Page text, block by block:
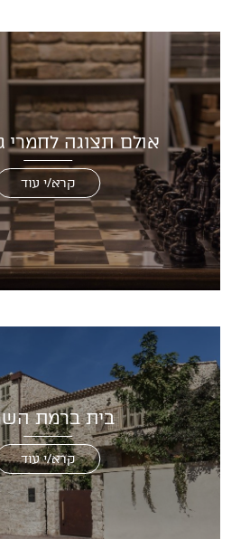
אולם תצוגה לחמרי
קרא/י עוד
בית ברמת
קרא/י עוד